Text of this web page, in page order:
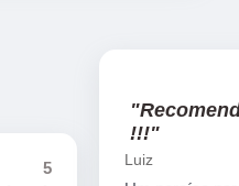
5
!!!"
Luiz